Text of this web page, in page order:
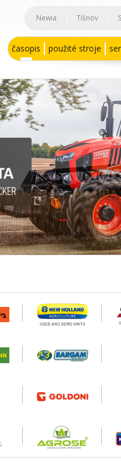
Newia Tišnov
časopis použité stroje